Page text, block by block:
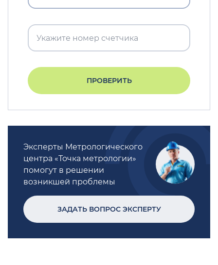
ПРОВЕРИТЬ
Эксперты Метрологического
центра «Точка метрологии»
помогут в решении
возникшей проблемы
ЗАДАТЬ ВОПРОС ЭКСПЕРТУ